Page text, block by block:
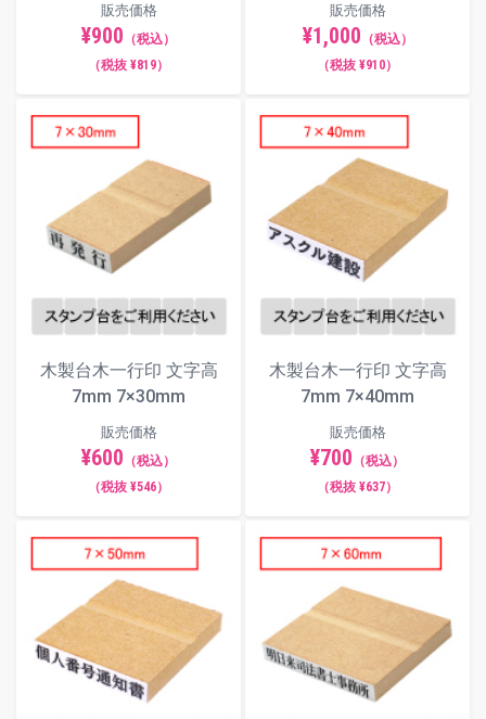
販売価格
¥900 （税込）
（税抜 ¥819）
販売価格
¥1,000 （税込）
（税抜 ¥910）
木製台木一行印 文字高
7mm 7×30mm
販売価格
¥600 （税込）
（税抜 ¥546）
木製台木一行印 文字高
7mm 7×40mm
販売価格
¥700 （税込）
（税抜 ¥637）